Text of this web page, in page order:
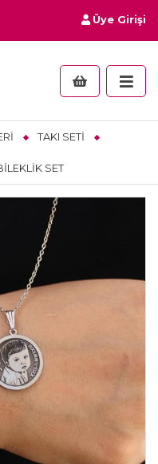
Üye Girişi
TAKI SETİ
SET